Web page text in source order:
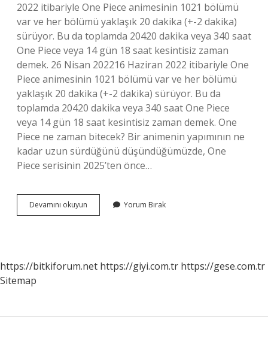
2022 itibariyle One Piece animesinin 1021 bölümü
var ve her bölümü yaklaşık 20 dakika (+-2 dakika)
sürüyor. Bu da toplamda 20420 dakika veya 340 saat
One Piece veya 14 gün 18 saat kesintisiz zaman
demek. 26 Nisan 202216 Haziran 2022 itibariyle One
Piece animesinin 1021 bölümü var ve her bölümü
yaklaşık 20 dakika (+-2 dakika) sürüyor. Bu da
toplamda 20420 dakika veya 340 saat One Piece
veya 14 gün 18 saat kesintisiz zaman demek. One
Piece ne zaman bitecek? Bir animenin yapımının ne
kadar uzun sürdüğünü düşündüğümüzde, One
Piece serisinin 2025’ten önce…
Devamını okuyun
Piece
Yorum Bırak
https://bitkiforum.net https://giyi.com.tr https://gese.com.tr
Sitemap